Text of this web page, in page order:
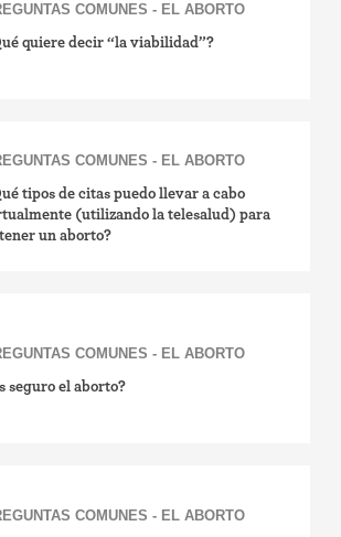
COMUNES - EL ABORTO
quiere decir “la viabilidad”?
COMUNES - EL ABORTO
tipos de citas puedo llevar a cabo
(utilizando la telesalud) para
un aborto?
COMUNES - EL ABORTO
seguro el aborto?
COMUNES - EL ABORTO